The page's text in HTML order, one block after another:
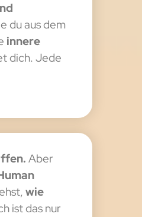
du aus dem
innere
dich. Jede
Aber
wie
ist das nur